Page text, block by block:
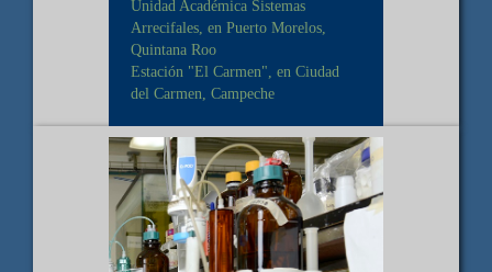
Unidad Académica Sistemas
Arrecifales, en Puerto Morelos,
Quintana Roo
Estación "El Carmen", en Ciudad
del Carmen, Campeche